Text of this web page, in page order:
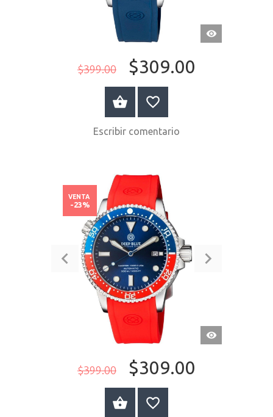
VISTA
RÁPIDA
$399.00 $309.00
COMPRAR AHORA
Escribir comentario
VISTA
RÁPIDA
$399.00 $309.00
VENTA
-23%
COMPRAR AHORA